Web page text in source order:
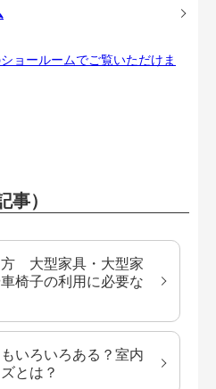
ョールームでご覧いただけま
）
方 大型家具・大型家
椅子の利用に必要な
いろいろある？室内
とは？